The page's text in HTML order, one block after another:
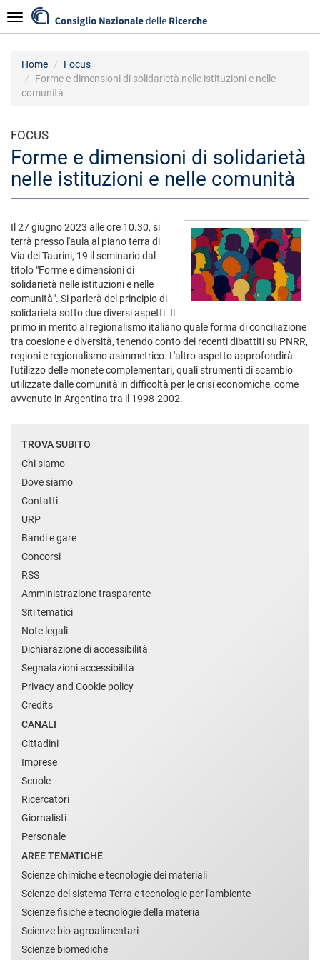
al
contenuto
Navigazione
Home
Focus
Forme e dimensioni di solidarietà nelle istituzioni e nelle
comunità
FOCUS
Forme e dimensioni di solidarietà
nelle istituzioni e nelle comunità
Il 27 giugno 2023 alle ore 10.30, si
terrà presso l'aula al piano terra di
Via dei Taurini, 19 il seminario dal
titolo "Forme e dimensioni di
solidarietà nelle istituzioni e nelle
comunità". Si parlerà del principio di
solidarietà sotto due diversi aspetti. Il
primo in merito al regionalismo italiano quale forma di conciliazione
tra coesione e diversità, tenendo conto dei recenti dibattiti su PNRR,
regioni e regionalismo asimmetrico. L'altro aspetto approfondirà
l'utilizzo delle monete complementari, quali strumenti di scambio
utilizzate dalle comunità in difficoltà per le crisi economiche, come
avvenuto in Argentina tra il 1998-2002.
TROVA SUBITO
Chi siamo
Dove siamo
Contatti
URP
Bandi e gare
Concorsi
RSS
Amministrazione trasparente
Siti tematici
Note legali
Dichiarazione di accessibilità
Segnalazioni accessibilità
Privacy and Cookie policy
Credits
CANALI
Cittadini
Imprese
Scuole
Ricercatori
Giornalisti
Personale
AREE TEMATICHE
Scienze chimiche e tecnologie dei materiali
Scienze del sistema Terra e tecnologie per l'ambiente
Scienze fisiche e tecnologie della materia
Scienze bio-agroalimentari
Scienze biomediche